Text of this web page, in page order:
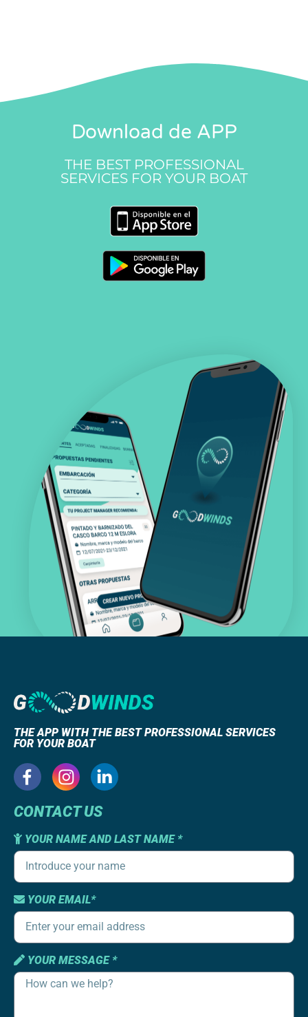
Download de APP
THE BEST PROFESSIONAL
SERVICES FOR YOUR BOAT
THE APP WITH THE BEST PROFESSIONAL SERVICES
FOR YOUR BOAT
CONTACT US
YOUR NAME AND LAST NAME *
YOUR EMAIL*
YOUR MESSAGE *